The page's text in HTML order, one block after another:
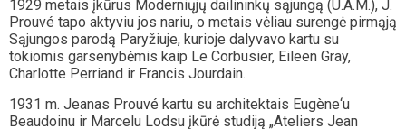
1929 metais įkūrus Moderniųjų dailininkų sąjungą (U.A.M.), J.
Prouvé tapo aktyviu jos nariu, o metais vėliau surengė pirmąją
Sąjungos parodą Paryžiuje, kurioje dalyvavo kartu su
tokiomis garsenybėmis kaip Le Corbusier, Eileen Gray,
Charlotte Perriand ir Francis Jourdain.
1931 m. Jeanas Prouvé kartu su architektais Eugène‘u
Beaudoinu ir Marcelu Lodsu įkūrė studiją „Ateliers Jean